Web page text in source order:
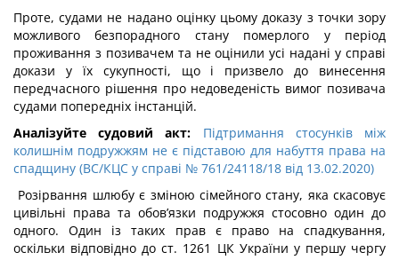
Проте, судами не надано оцінку цьому доказу з точки зору
можливого безпорадного стану померлого у період
проживання з позивачем та не оцінили усі надані у справі
докази у їх сукупності, що і призвело до винесення
передчасного рішення про недоведеність вимог позивача
судами попередніх інстанцій.
Аналізуйте судовий акт: Підтримання стосунків між
колишнім подружжям не є підставою для набуття права на
спадщину (ВС/КЦС у справі № 761/24118/18 від 13.02.2020)
Розірвання шлюбу є зміною сімейного стану, яка скасовує
цивільні права та обов’язки подружжя стосовно один до
одного. Один із таких прав є право на спадкування,
оскільки відповідно до ст. 1261 ЦК України у першу чергу